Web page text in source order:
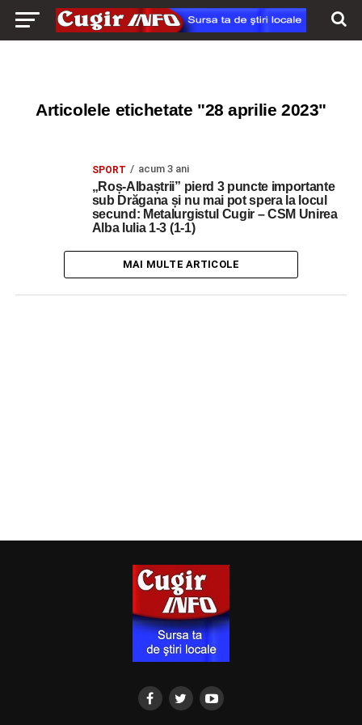
Articolele etichetate "28 aprilie 2023"
SPORT acum 3 ani
„Roș-Albaștrii” pierd 3 puncte importante
sub Drăgana și nu mai pot spera la locul
secund: Metalurgistul Cugir – CSM Unirea
Alba Iulia 1-3 (1-1)
MAI MULTE ARTICOLE